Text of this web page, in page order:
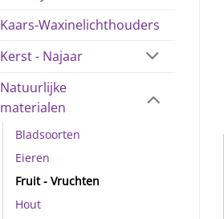
Kaars-Waxinelichthouders
Kerst - Najaar
Natuurlijke
materialen
Bladsoorten
Eieren
Fruit - Vruchten
Hout